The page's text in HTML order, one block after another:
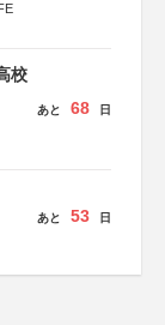
校
あと 68 日
あと 53 日